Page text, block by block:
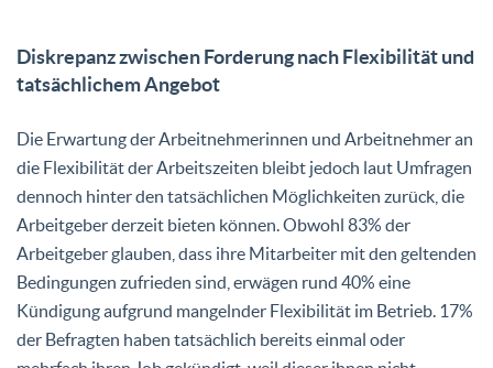
Diskrepanz zwischen Forderung nach Flexibilität und
tatsächlichem Angebot
Die Erwartung der Arbeitnehmerinnen und Arbeitnehmer an
die Flexibilität der Arbeitszeiten bleibt jedoch laut Umfragen
dennoch hinter den tatsächlichen Möglichkeiten zurück, die
Arbeitgeber derzeit bieten können. Obwohl 83% der
Arbeitgeber glauben, dass ihre Mitarbeiter mit den geltenden
Bedingungen zufrieden sind, erwägen rund 40% eine
Kündigung aufgrund mangelnder Flexibilität im Betrieb. 17%
der Befragten haben tatsächlich bereits einmal oder